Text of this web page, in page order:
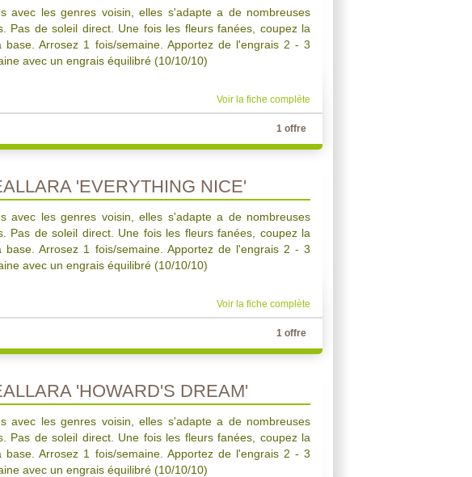
avec les genres voisin, elles s'adapte a de nombreuses
Pas de soleil direct. Une fois les fleurs fanées, coupez la
base. Arrosez 1 fois/semaine. Apportez de l'engrais 2 - 3
avec un engrais équilibré (10/10/10)
Voir la fiche complète
1 offre
'EVERYTHING NICE'
avec les genres voisin, elles s'adapte a de nombreuses
Pas de soleil direct. Une fois les fleurs fanées, coupez la
base. Arrosez 1 fois/semaine. Apportez de l'engrais 2 - 3
avec un engrais équilibré (10/10/10)
Voir la fiche complète
1 offre
'HOWARD'S DREAM'
avec les genres voisin, elles s'adapte a de nombreuses
Pas de soleil direct. Une fois les fleurs fanées, coupez la
base. Arrosez 1 fois/semaine. Apportez de l'engrais 2 - 3
avec un engrais équilibré (10/10/10)